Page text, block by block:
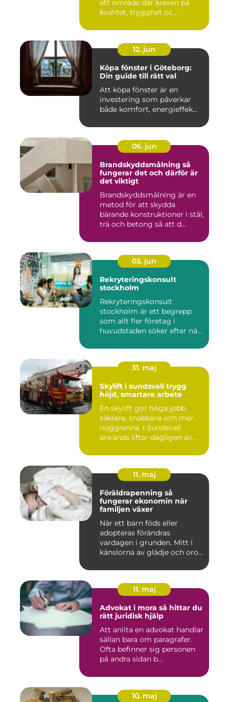
ett område där kraven på
kvalitet, trygghet oc...
12. jun
Köpa fönster i Göteborg:
Din guide till rätt val
Att köpa fönster är en
investering som påverkar
både komfort, energieffek...
06. jun
Brandskyddsmålning så
fungerar det och därför är
det viktigt
Brandskyddsmålning är en
metod för att skydda
bärande konstruktioner i stål,
trä och betong så att d...
03. jun
Rekryteringskonsult
stockholm
Rekryteringskonsult
stockholm är ett begrepp
som allt fler företag i
huvudstaden söker efter när
31. maj
Skylift i sundsvall trygg
höjd, smartare arbete
En skylift gör höga jobb
säkrare, snabbare och mer
noggranna. I Sundsvall
används liftar dagligen av...
11. maj
Föräldrapenning så
fungerar ekonomin när
familjen växer
När ett barn föds eller
adopteras förändras
vardagen i grunden. Mitt i
känslorna av glädje och oro
11. maj
Advokat i mora så hittar du
rätt juridisk hjälp
Att anlita en advokat handlar
sällan bara om paragrafer.
Ofta befinner sig personen
på andra sidan b...
10. maj